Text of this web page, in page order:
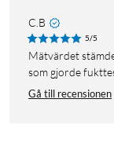
C.B
5/5
Mätvärdet stämde exakt med det värde vi fick hos en firma
som gjorde
Gå till recensionen